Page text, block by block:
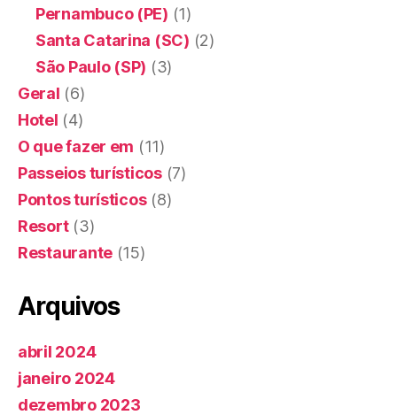
Pernambuco (PE) (1)
Santa Catarina (SC) (2)
São Paulo (SP) (3)
Geral (6)
Hotel (4)
O que fazer em (11)
Passeios turísticos(7)
Pontos turísticos(8)
Resort(3)
Restaurante (15)
Arquivos
abril 2024
janeiro 2024
dezembro 2023